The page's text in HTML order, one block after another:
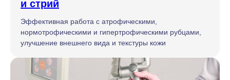
и стрий
Эффективная работа с атрофическими,
нормотрофическими и гипертрофическими рубцами,
улучшение внешнего вида и текстуры кожи